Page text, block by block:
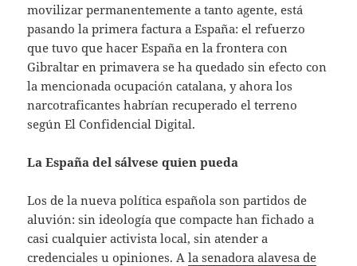
movilizar permanentemente a tanto agente, está
pasando la primera factura a España: el refuerzo
que tuvo que hacer España en la frontera con
Gibraltar en primavera se ha quedado sin efecto con
la mencionada ocupación catalana, y ahora los
narcotraficantes habrían recuperado el terreno
según El Confidencial Digital.
La España del sálvese quien pueda
Los de la nueva política española son partidos de
aluvión: sin ideología que compacte han fichado a
casi cualquier activista local, sin atender a
credenciales u opiniones. Ala senadora alavesa de